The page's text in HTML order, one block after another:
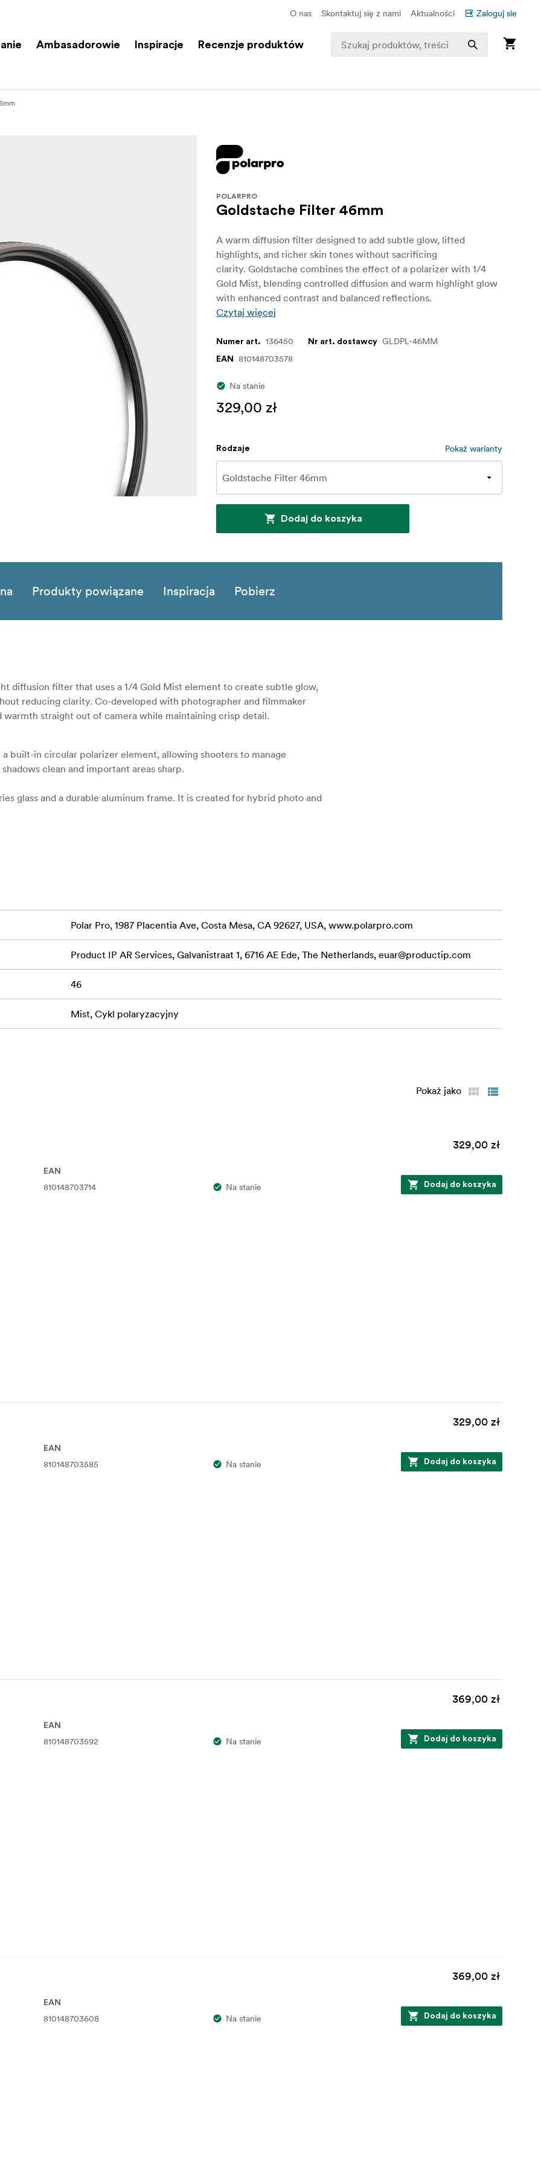
O nas Skontaktuj się z nami Aktualności Zaloguj sie
Ambasadorowie Inspiracje Recenzje produktów
POLARPRO
Goldstache Filter 46mm
A warm diffusion filter designed to add subtle glow, lifted
highlights, and richer skin tones without sacrificing
clarity. Goldstache combines the effect of a polarizer with 1/4
Gold Mist, blending controlled diffusion and warm highlight glow
with enhanced contrast and balanced reflections.
Czytaj więcej
Numer art. 136450 Nr art. dostawcy GLDPL-46MM
EAN 810148703578
Na stanie
329,00 zł
Rodzaje Pokaż warianty
Dodaj do koszyka
Produkty powiązane Inspiracja Pobierz
diffusion filter that uses a 1/4 Gold Mist element to create subtle glow,
reducing clarity. Co-developed with photographer and filmmaker
straight out of camera while maintaining crisp detail.
built-in circular polarizer element, allowing shooters to manage
clean and important areas sharp.
glass and a durable aluminum frame. It is created for hybrid photo and
Polar Pro, 1987 Placentia Ave, Costa Mesa, CA 92627, USA, www.polarpro.com
Product IP AR Services, Galvanistraat 1, 6716 AE Ede, The Netherlands, euar@productip.com
46
Mist, Cykl polaryzacyjny
Pokaż jako
329,00 zł
EAN
810148703714 Na stanie Dodaj do koszyka
329,00 zł
EAN
810148703585 Na stanie Dodaj do koszyka
369,00 zł
EAN
810148703592 Na stanie Dodaj do koszyka
369,00 zł
EAN
810148703608 Na stanie Dodaj do koszyka